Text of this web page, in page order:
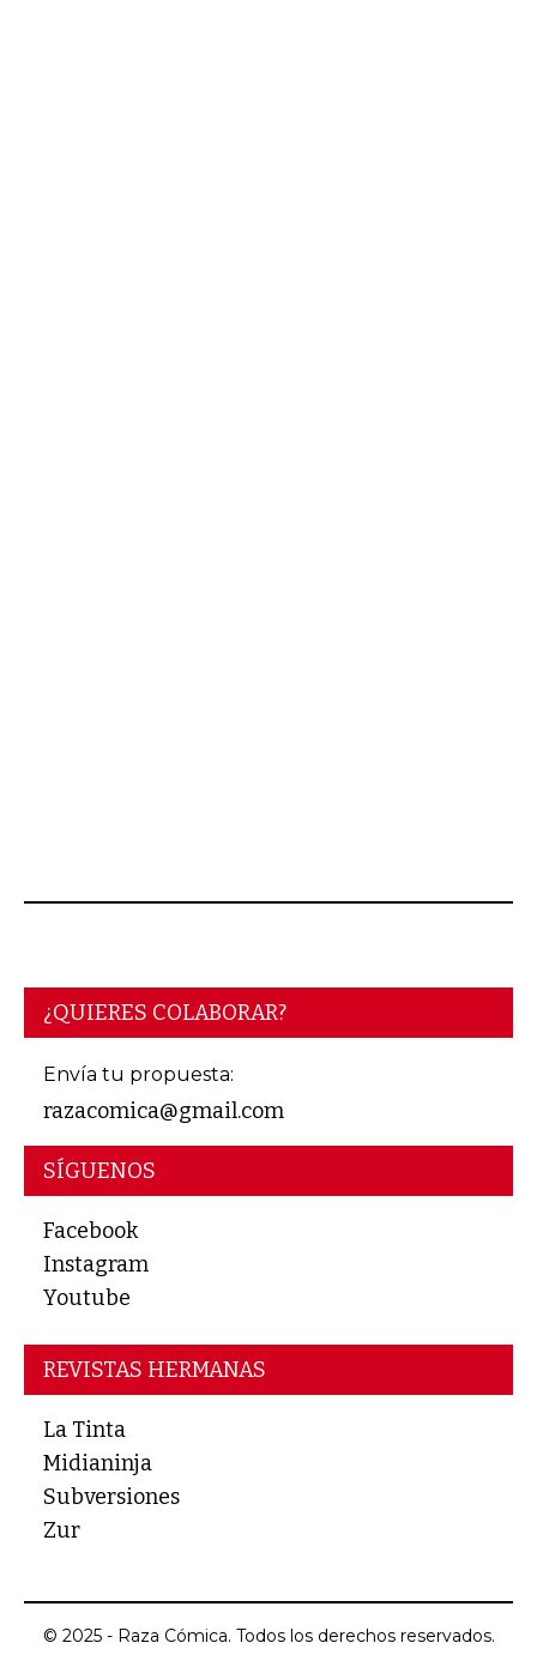
¿QUIERES COLABORAR?
Envía tu propuesta:
razacomica@gmail.com
SÍGUENOS
Facebook
Instagram
Youtube
REVISTAS HERMANAS
La Tinta
Midianinja
Subversiones
Zur
© 2025 - Raza Cómica. Todos los derechos reservados.